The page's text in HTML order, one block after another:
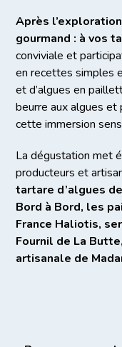
Après
gourmand : à vos
conviviale et
en recettes simples
et d’algues en
beurre aux algues
cette immersion
La dégustation met
producteurs et
tartare d’algues
Bord à Bord, les
France Haliotis,
Fournil de La
artisanale de